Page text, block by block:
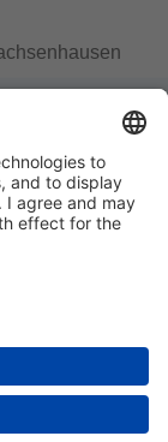
61/78/954/960–